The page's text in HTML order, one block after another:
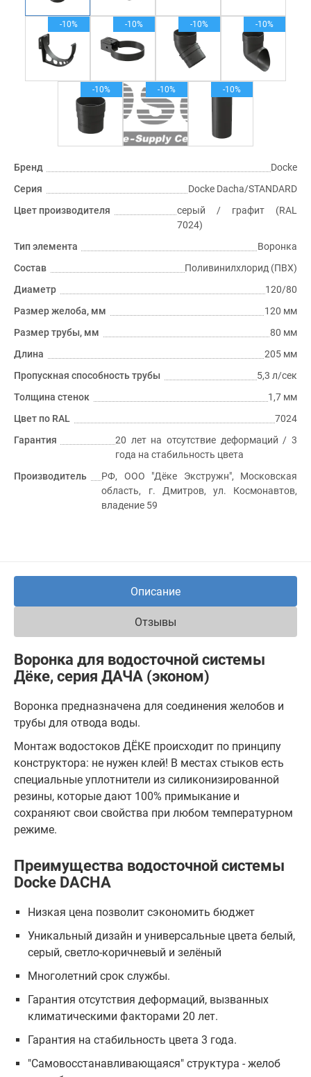
-10% -10% -10% -10%
-10% -10% -10%
Бренд
Docke
Серия
Docke Dacha/STANDARD
Цвет производителя
серый / графит (RAL
7024)
Тип элемента
Воронка
Состав
Поливинилхлорид (ПВХ)
Диаметр
120/80
Размер желоба, мм
120 мм
Размер трубы, мм
80 мм
Длина
205 мм
Пропускная способность трубы
5,3 л/сек
Толщина стенок
1,7 мм
Цвет по RAL
7024
Гарантия
20 лет на отсутствие деформаций / 3
года на стабильность цвета
Производитель
РФ, ООО "Дёке Экстружн", Московская
область, г. Дмитров, ул. Космонавтов,
владение 59
Описание
Отзывы
Воронка для водосточной системы
Дёке, серия ДАЧА (эконом)
Воронка предназначена для соединения желобов и
трубы для отвода воды.
Монтаж водостоков ДЁКЕ происходит по принципу
конструктора: не нужен клей! В местах стыков есть
специальные уплотнители из силиконизированной
резины, которые дают 100% примыкание и
сохраняют свои свойства при любом температурном
режиме.
Преимущества водосточной системы
Docke DACHA
Низкая цена позволит сэкономить бюджет
Уникальный дизайн и универсальные цвета белый,
серый, светло-коричневый и зелёный
Многолетний срок службы.
Гарантия отсутствия деформаций, вызванных
климатическими факторами 20 лет.
Гарантия на стабильность цвета 3 года.
"Самовосстанавливающаяся" структура - желоб